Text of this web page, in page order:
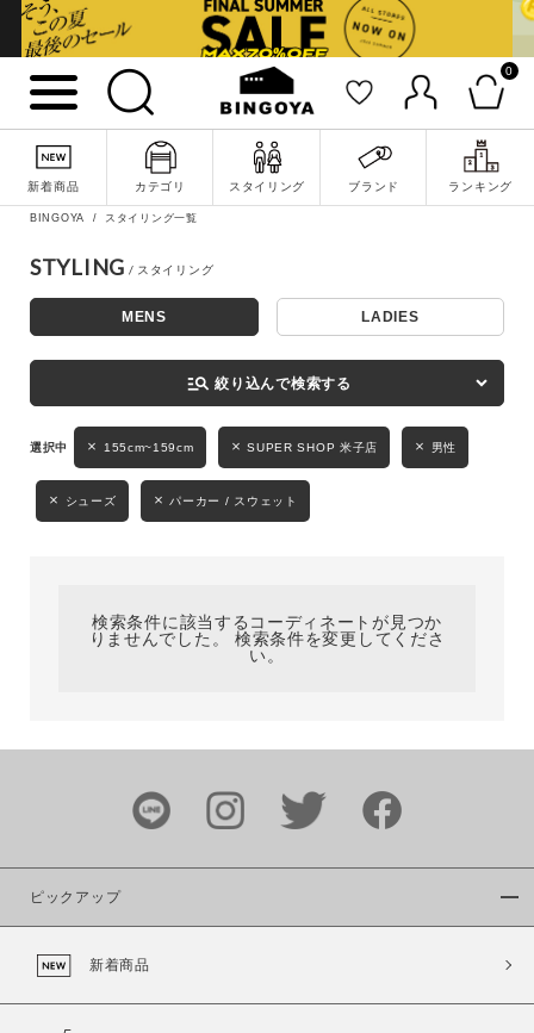
0
新着商品 カテゴリ スタイリング ブランド ランキング
詳細検索
キーワード
性別
MENS LADIES KIDS
ブランド
カラー
BINGOYA スタイリング一覧
STYLING
MENS LADIES
manage_search 絞り込んで検索する
155cm~159cm SUPER SHOP 米子店 男性
シューズ パーカー / スウェット
検索条件に該当するコーディネートが見つか
りませんでした。 検索条件を変更してくださ
い。
ピックアップ
新着商品